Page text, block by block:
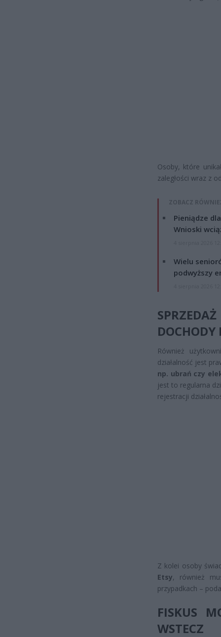
Osoby, które
zaległości wraz z
ZOBACZ
Pieniądze
Wnioski
Wielu
podwyższy
Również
działalność jest
np. ubrań czy
jest to regularna
rejestracji
Z kolei osoby
Etsy, również
przypadkach –
FISKUS
WSTECZ